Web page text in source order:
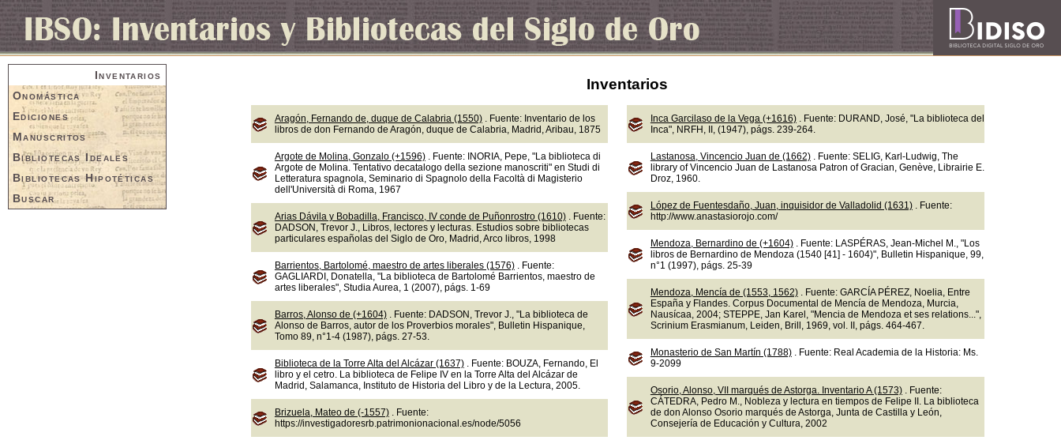
Inventarios
Onomástica
Ediciones
Manuscritos
Bibliotecas Ideales
Bibliotecas Hipotéticas
Buscar
Inventarios
Aragón, Fernando de, duque de Calabria (1550). Fuente: Inventario de los
libros de don Fernando de Aragón, duque de Calabria, Madrid, Aribau, 1875
Argote de Molina, Gonzalo (+1596). Fuente: INORIA, Pepe, "La biblioteca di
Argote de Molina. Tentativo decatalogo della sezione manoscriti" en Studi di
Letteratura spagnola, Seminario di Spagnolo della Facoltà di Magisterio
dell'Università di Roma, 1967
Arias Dávila y Bobadilla, Francisco, IV conde de Puñonrostro (1610). Fuente:
DADSON, Trevor J., Libros, lectores y lecturas. Estudios sobre bibliotecas
particulares españolas del Siglo de Oro, Madrid, Arco libros, 1998
Barrientos, Bartolomé, maestro de artes liberales (1576). Fuente:
GAGLIARDI, Donatella, "La biblioteca de Bartolomé Barrientos, maestro de
artes liberales", Studia Aurea, 1 (2007), págs. 1-69
Barros, Alonso de (+1604). Fuente: DADSON, Trevor J., "La biblioteca de
Alonso de Barros, autor de los Proverbios morales", Bulletin Hispanique,
Tomo 89, n°1-4 (1987), págs. 27-53.
Biblioteca de la Torre Alta del Alcázar (1637). Fuente: BOUZA, Fernando, El
libro y el cetro. La biblioteca de Felipe IV en la Torre Alta del Alcázar de
Madrid, Salamanca, Instituto de Historia del Libro y de la Lectura, 2005.
Brizuela, Mateo de (-1557). Fuente:
https://investigadoresrb.patrimonionacional.es/node/5056
Inca Garcilaso de la Vega (+1616). Fuente: DURAND, José, "La biblioteca del
Inca", NRFH, II, (1947), págs. 239-264.
Lastanosa, Vincencio Juan de (1662). Fuente: SELIG, Karl-Ludwig, The
library of Vincencio Juan de Lastanosa Patron of Gracian, Genève, Librairie E.
Droz, 1960.
López de Fuentesdaño, Juan, inquisidor de Valladolid (1631). Fuente:
http://www.anastasiorojo.com/
Mendoza, Bernardino de (+1604). Fuente: LASPÉRAS, Jean-Michel M., "Los
libros de Bernardino de Mendoza (1540 [41] - 1604)", Bulletin Hispanique, 99,
n°1 (1997), págs. 25-39
Mendoza, Mencía de (1553, 1562). Fuente: GARCÍA PÉREZ, Noelia, Entre
España y Flandes. Corpus Documental de Mencía de Mendoza, Murcia,
Nausícaa, 2004; STEPPE, Jan Karel, "Mencia de Mendoza et ses relations...",
Scrinium Erasmianum, Leiden, Brill, 1969, vol. II, págs. 464-467.
Monasterio de San Martín (1788). Fuente: Real Academia de la Historia: Ms.
9-2099
Osorio, Alonso, VII marqués de Astorga. Inventario A (1573). Fuente:
CÁTEDRA, Pedro M., Nobleza y lectura en tiempos de Felipe II. La biblioteca
de don Alonso Osorio marqués de Astorga, Junta de Castilla y León,
Consejería de Educación y Cultura, 2002